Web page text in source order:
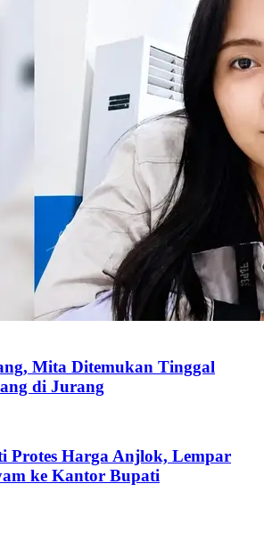
Mita Ditemukan Tinggal
di Jurang
Protes Harga Anjlok, Lempar
ke Kantor Bupati